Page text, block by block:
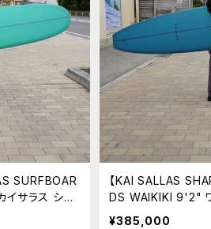
SURFBOAR
サラス シェ
【KAI SALLAS
DS WAIKIKI 9'2"
イプ Kai Sallas シェ
¥385,000